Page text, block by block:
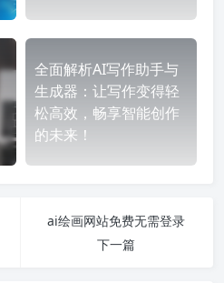
全面解析AI写作助手与
生成器：让写作变得轻
松高效，畅享智能创作
的未来！
ai绘画网站免费无需登录
下一篇